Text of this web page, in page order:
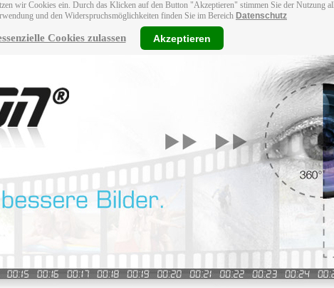
wir Cookies ein. Durch das Klicken auf den Button "Akzeptieren" stimmen Sie der Nutzung
und den Widerspruchsmöglichkeiten finden Sie im Bereich Datenschutz
Cookies zulassen Akzeptieren